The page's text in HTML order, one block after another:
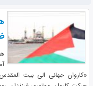
«کاروان جهانی الی بیت